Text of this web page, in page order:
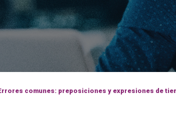
comunes: preposiciones y expresiones de